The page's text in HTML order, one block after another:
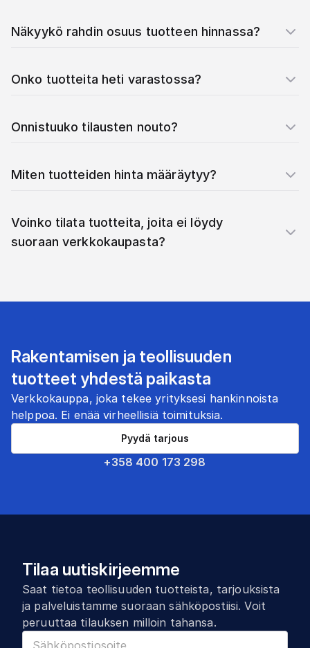
Näkyykö rahdin osuus tuotteen hinnassa?
Onko tuotteita heti varastossa?
Onnistuuko tilausten nouto?
Miten tuotteiden hinta määräytyy?
Voinko tilata tuotteita, joita ei löydy
suoraan verkkokaupasta?
Rakentamisen ja teollisuuden
tuotteet yhdestä paikasta
Verkkokauppa, joka tekee yrityksesi hankinnoista
helppoa. Ei enää virheellisiä toimituksia.
+358 400 173 298
Pyydä tarjous
Tilaa uutiskirjeemme
Saat tietoa teollisuuden tuotteista, tarjouksista
ja palveluistamme suoraan sähköpostiisi. Voit
peruuttaa tilauksen milloin tahansa.